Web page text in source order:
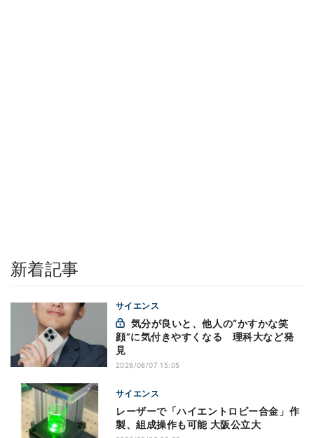
新着記事
サイエンス
顔”に気付きやすくなる 理科大など発
見
2026/08/07 15:05
サイエンス
レーザーで「ハイエントロピー合金」作
製、組成操作も可能 大阪公立大